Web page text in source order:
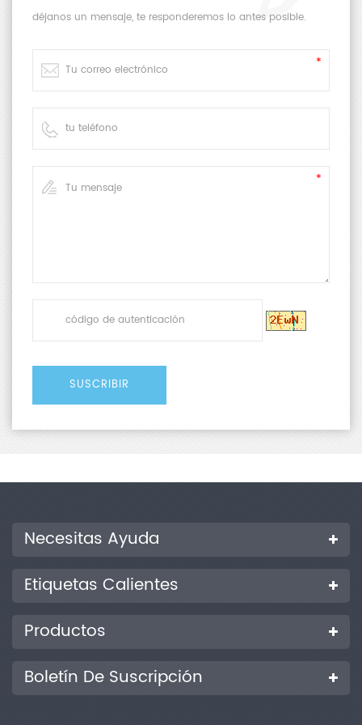
déjanos un mensaje, te responderemos lo antes posible.
Necesitas Ayuda
Etiquetas Calientes
Productos
Boletín De Suscripción